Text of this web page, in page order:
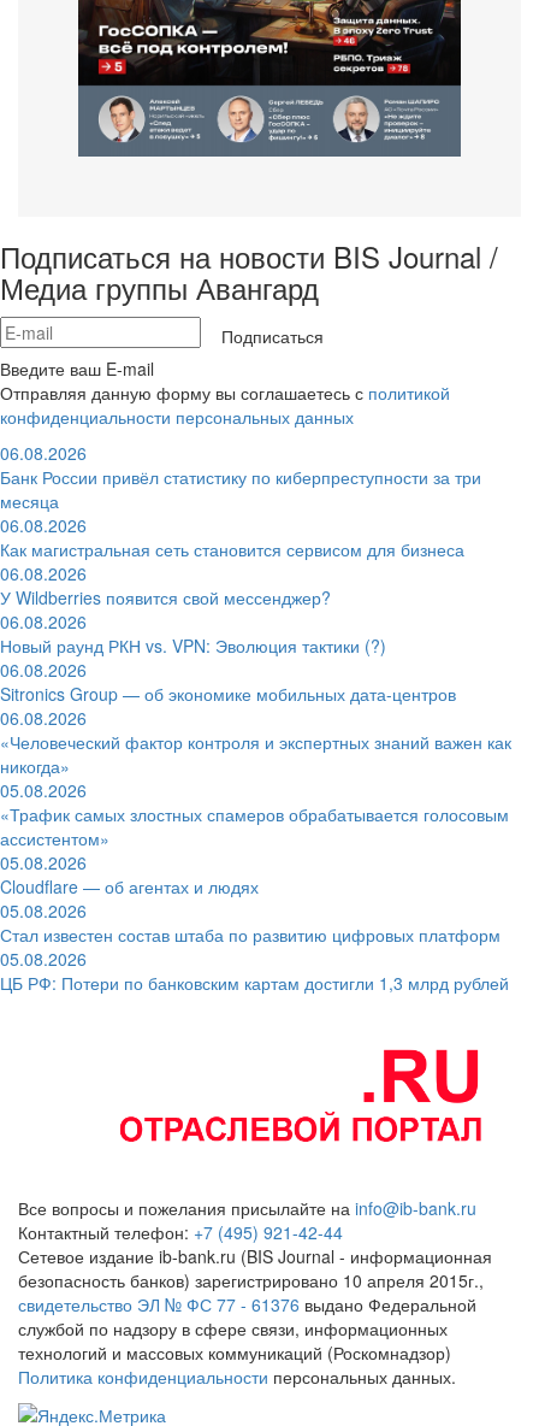
Подписаться на новости BIS Journal /
Медиа группы Авангард
Подписаться
Введите ваш E-mail
Отправляя данную форму вы соглашаетесь с политикой
конфиденциальности персональных данных
06.08.2026
Банк России привёл статистику по киберпреступности за три
месяца
06.08.2026
Как магистральная сеть становится сервисом для бизнеса
06.08.2026
У Wildberries появится свой мессенджер?
06.08.2026
Новый раунд РКН vs. VPN: Эволюция тактики (?)
06.08.2026
Sitronics Group — об экономике мобильных дата-центров
06.08.2026
«Человеческий фактор контроля и экспертных знаний важен как
никогда»
05.08.2026
«Трафик самых злостных спамеров обрабатывается голосовым
ассистентом»
05.08.2026
Cloudflare — об агентах и людях
05.08.2026
Стал известен состав штаба по развитию цифровых платформ
05.08.2026
ЦБ РФ: Потери по банковским картам достигли 1,3 млрд рублей
Все вопросы и пожелания присылайте на info@ib-bank.ru
Контактный телефон: +7 (495) 921-42-44
Сетевое издание ib-bank.ru (BIS Journal - информационная
безопасность банков) зарегистрировано 10 апреля 2015г.,
свидетельство ЭЛ № ФС 77 - 61376 выдано Федеральной
службой по надзору в сфере связи, информационных
технологий и массовых коммуникаций (Роскомнадзор)
Политика конфиденциальности персональных данных.